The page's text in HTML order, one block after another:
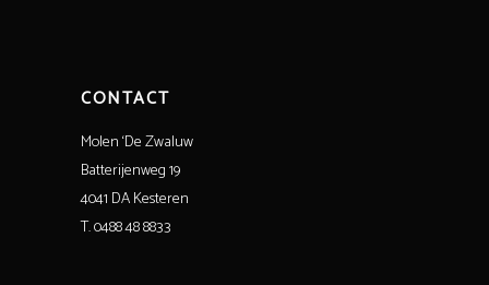
CONTACT
Molen ‘De Zwaluw
Batterijenweg 19
4041 DA Kesteren
T. 0488 48 8833